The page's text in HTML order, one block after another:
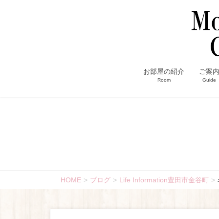
お部屋の紹介
Room
ご案内
Guide
HOME ブログ Life Information豊田市金谷町